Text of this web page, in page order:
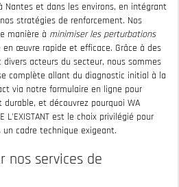
Nantes et dans les environs, en intégrant
stratégies de renforcement. Nos
manière à minimiser les perturbations
œuvre rapide et efficace. Grâce à des
acteurs du secteur, nous sommes
complète allant du diagnostic initial à la
via notre formulaire en ligne pour
et découvrez pourquoi WA
L'EXISTANT est le choix privilégié pour
cadre technique exigeant.
nos services de